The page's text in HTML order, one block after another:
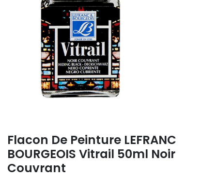
Flacon De Peinture LEFRANC
BOURGEOIS Vitrail 50ml Noir
Couvrant